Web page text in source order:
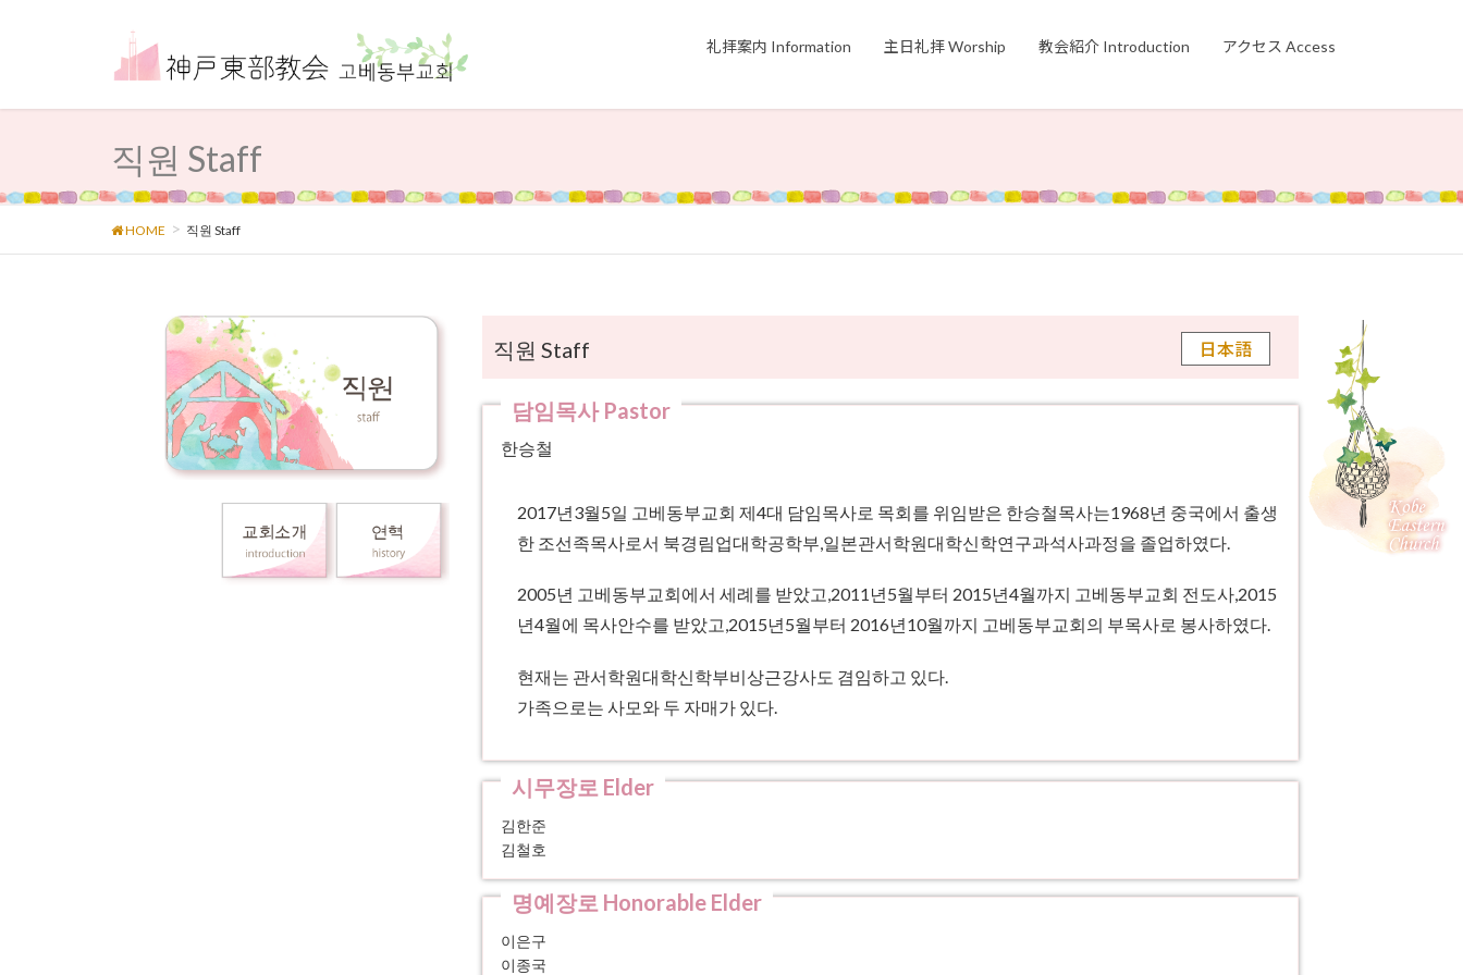
礼拝案内 Information 主日礼拝 Worship 教会紹介 Introduction アクセス Access
직원 Staff
HOME 직원 Staff
직원 Staff 日本語
한승철
2017년3월5일 고베동부교회 제4대 담임목사로 목회를 위임받은 한승철목사는1968년 중국에서 출생
한 조선족목사로서 북경림업대학공학부,일본관서학원대학신학연구과석사과정을 졸업하였다.
2005년 고베동부교회에서 세례를 받았고,2011년5월부터 2015년4월까지 고베동부교회 전도사,2015
년4월에 목사안수를 받았고,2015년5월부터 2016년10월까지 고베동부교회의 부목사로 봉사하였다.
현재는 관서학원대학신학부비상근강사도 겸임하고 있다.
가족으로는 사모와 두 자매가 있다.
김한준
김철호
이은구
이종국